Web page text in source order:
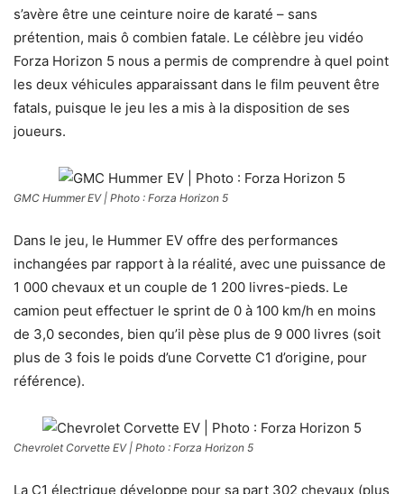
s’avère être une ceinture noire de karaté – sans
prétention, mais ô combien fatale. Le célèbre jeu vidéo
Forza Horizon 5 nous a permis de comprendre à quel point
les deux véhicules apparaissant dans le film peuvent être
fatals, puisque le jeu les a mis à la disposition de ses
joueurs.
GMC Hummer EV | Photo : Forza Horizon 5
Dans le jeu, le Hummer EV offre des performances
inchangées par rapport à la réalité, avec une puissance de
1 000 chevaux et un couple de 1 200 livres-pieds. Le
camion peut effectuer le sprint de 0 à 100 km/h en moins
de 3,0 secondes, bien qu’il pèse plus de 9 000 livres (soit
plus de 3 fois le poids d’une Corvette C1 d’origine, pour
référence).
Chevrolet Corvette EV | Photo : Forza Horizon 5
La C1 électrique développe pour sa part 302 chevaux (plus